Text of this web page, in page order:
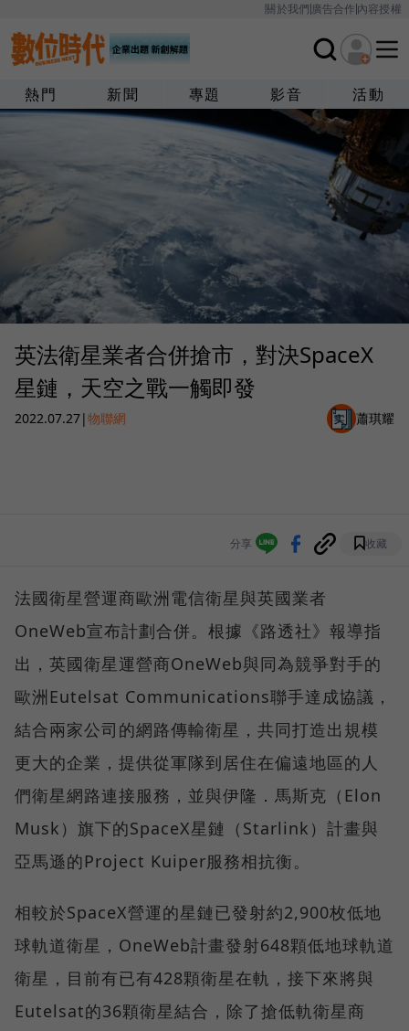
關於我們廣告合作內容授權
熱門 新聞 專題 影音 活動
英法衛星業者合併搶市，對決SpaceX
星鏈，天空之戰一觸即發
2022.07.27|物聯網 蕭琪耀
分享 收藏
法國衛星營運商歐洲電信衛星與英國業者
OneWeb宣布計劃合併。根據《路透社》報導指
出，英國衛星運營商OneWeb與同為競爭對手的
歐洲Eutelsat Communications聯手達成協議，
結合兩家公司的網路傳輸衛星，共同打造出規模
更大的企業，提供從軍隊到居住在偏遠地區的人
們衛星網路連接服務，並與伊隆．馬斯克（Elon
Musk）旗下的SpaceX星鏈（Starlink）計畫與
亞馬遜的Project Kuiper服務相抗衡。
相較於SpaceX營運的星鏈已發射約2,900枚低地
球軌道衛星，OneWeb計畫發射648顆低地球軌道
衛星，目前有已有428顆衛星在軌，接下來將與
Eutelsat的36顆衛星結合，除了搶低軌衛星商